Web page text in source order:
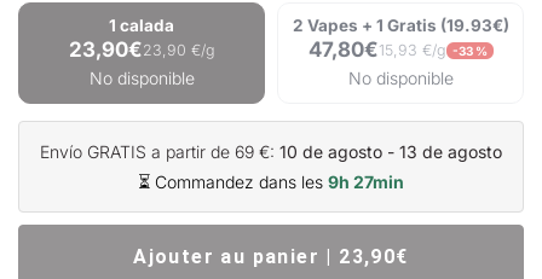
1 calada
23,90€23,90 €/g
No disponible
2 Vapes + 1 Gratis (19.93€)
47,80€15,93 €/g -33 %
No disponible
Envío GRATIS a partir de 69 €: 10 de agosto - 13 de agosto
⏳ Commandez dans les 9h 27min
Ajouter au panier | 23,90€